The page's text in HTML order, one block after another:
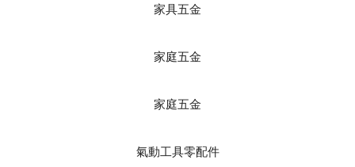
家具五金
家庭五金
家庭五金
氣動工具零配件